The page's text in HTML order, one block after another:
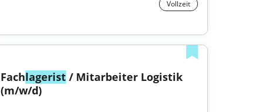
Vollzeit
Fachlagerist / Mitarbeiter Logistik
(m/w/d)